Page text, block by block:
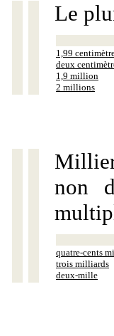
Le
1,99
deux
1,9 million
2 millions
non
quatre-cents
trois milliards
deux-mille